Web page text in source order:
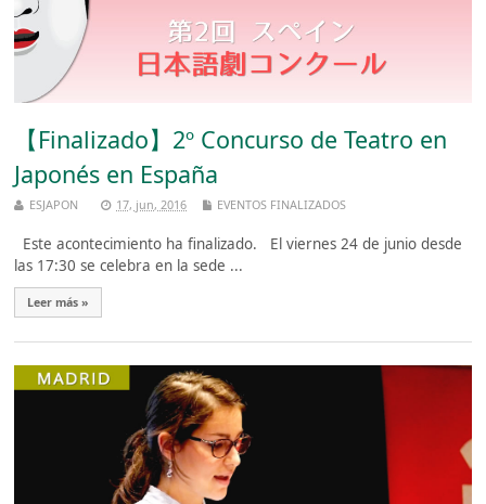
【Finalizado】2º Concurso de Teatro en
Japonés en España
ESJAPON 17, jun, 2016 EVENTOS FINALIZADOS
Este acontecimiento ha finalizado. El viernes 24 de junio desde
las 17:30 se celebra en la sede ...
Leer más »